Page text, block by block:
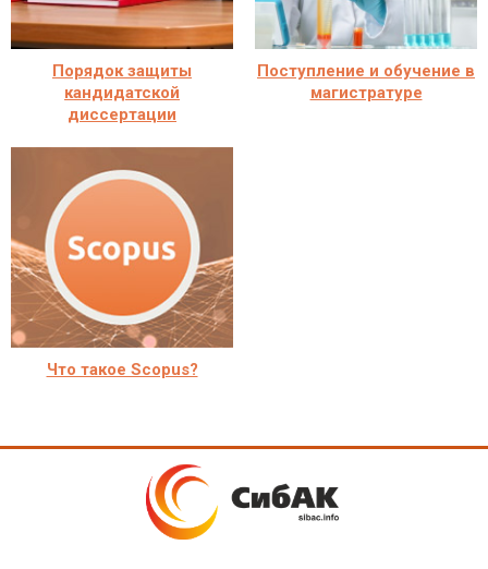
Порядок защиты
кандидатской
диссертации
Поступление и обучение в
магистратуре
Что такое Scopus?